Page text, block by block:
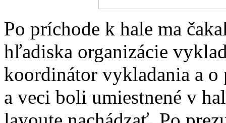
Po príchode k hale ma
hľadiska organizácie
koordinátor vykladania a o
a veci boli umiestnené v